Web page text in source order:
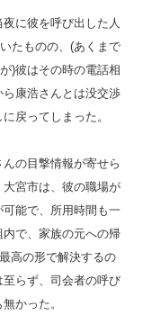
に彼を呼び出した人
たものの、(あくまで
)彼はその時の電話相
康浩さんとは没交渉
戻ってしまった。
の目撃情報が寄せら
宮市は、彼の職場が
能で、所用時間も一
で、家族の元への帰
高の形で解決するの
らず、司会者の呼び
かった。